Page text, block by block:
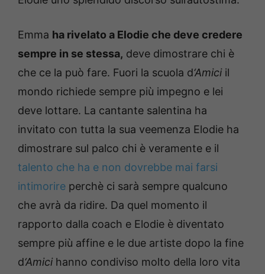
Emma ha rivelato a Elodie che deve credere
sempre in se stessa, deve dimostrare chi è
che ce la può fare. Fuori la scuola d‘Amiciil
mondo richiede sempre più impegno e lei
deve lottare. La cantante salentina ha
invitato con tutta la sua veemenza Elodie ha
dimostrare sul palco chi è veramente e il
talento che ha e non dovrebbe mai farsi
intimorire perchè ci sarà sempre qualcuno
che avrà da ridire. Da quel momento il
rapporto dalla coach e Elodie è diventato
sempre più affine e le due artiste dopo la fine
d‘Amicihanno condiviso molto della loro vita